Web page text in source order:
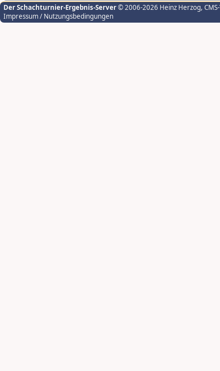
Der Schachturnier-Ergebnis-Server© 2006-2026 Heinz Herzog,
Impressum / Nutzungsbedingungen